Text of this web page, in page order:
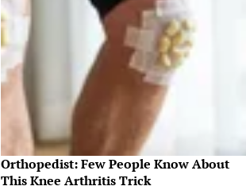
Orthopedist: Few People Know About
This Knee Arthritis Trick